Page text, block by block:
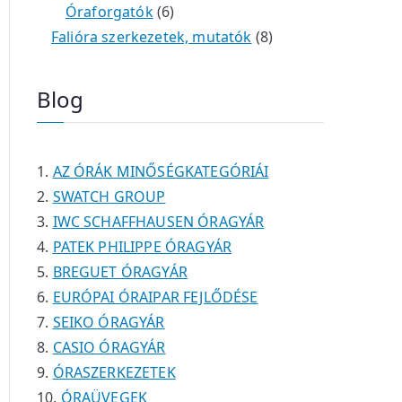
é
k
é
é
e
r
e
r
e
t
k
Óraforgatók 66
t
k
Falióra szerkezetek, mutatók 88
é
Blog
AZ ÓRÁK MINŐSÉGKATEGÓRIÁI
SWATCH GROUP
IWC SCHAFFHAUSEN ÓRAGYÁR
PATEK PHILIPPE ÓRAGYÁR
BREGUET ÓRAGYÁR
EURÓPAI ÓRAIPAR FEJLŐDÉSE
SEIKO ÓRAGYÁR
CASIO ÓRAGYÁR
ÓRASZERKEZETEK
ÓRAÜVEGEK